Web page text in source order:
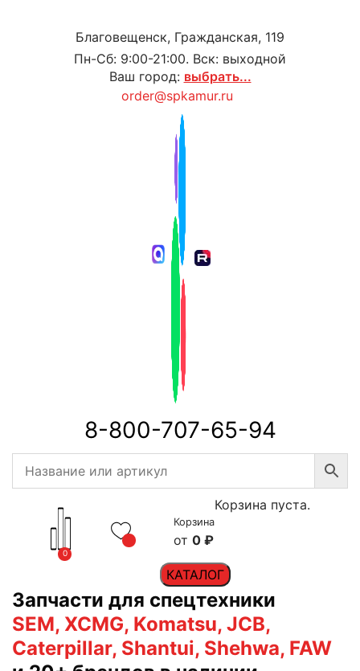
Благовещенск, Гражданская, 119
Пн-Сб: 9:00-21:00. Вск: выходной
Ваш город: выбрать...
order@spkamur.ru
8-800-707-65-94
0
Корзина
0 ₽
Корзина пуста.
КАТАЛОГ
Запчасти для спецтехники
SEM, XCMG, Komatsu, JCB,
Caterpillar, Shantui, Shehwa, FAW